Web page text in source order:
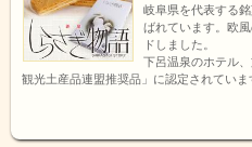
もともと飛騨牛と銘打って販売す
る事】という条件がございます。
ランク飛騨牛は「一度食べたら他
事でも大変有名です。
岐阜県を代表する
ばれています。欧
ドしました。
下呂温泉のホテル
観光土産品連盟推奨品」に認定されていま